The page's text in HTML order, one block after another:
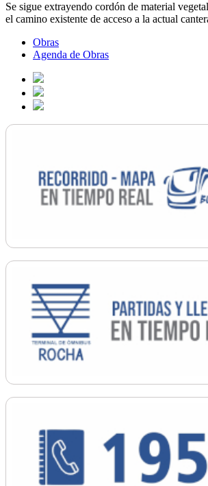
Se sigue extrayendo cordón de material
el camino existente de acceso a la actual
Obras
Agenda de Obras